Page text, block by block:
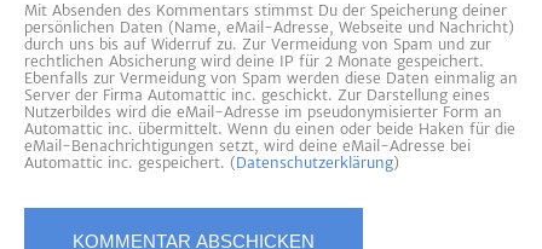
Mit Absenden des Kommentars stimmst Du der Speicherung deiner
persönlichen Daten (Name, eMail-Adresse, Webseite und Nachricht)
durch uns bis auf Widerruf zu. Zur Vermeidung von Spam und zur
rechtlichen Absicherung wird deine IP für 2 Monate gespeichert.
Ebenfalls zur Vermeidung von Spam werden diese Daten einmalig an
Server der Firma Automattic inc. geschickt. Zur Darstellung eines
Nutzerbildes wird die eMail-Adresse im pseudonymisierter Form an
Automattic inc. übermittelt. Wenn du einen oder beide Haken für die
eMail-Benachrichtigungen setzt, wird deine eMail-Adresse bei
Automattic inc. gespeichert. (Datenschutzerklärung)